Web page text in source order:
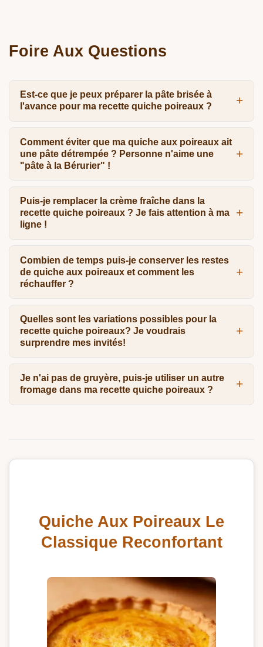
Foire Aux Questions
Est-ce que je peux préparer la pâte brisée à
l'avance pour ma recette quiche poireaux ?
Comment éviter que ma quiche aux poireaux ait
une pâte détrempée ? Personne n'aime une
"pâte à la Bérurier" !
Puis-je remplacer la crème fraîche dans la
recette quiche poireaux ? Je fais attention à ma
ligne !
Combien de temps puis-je conserver les restes
de quiche aux poireaux et comment les
réchauffer ?
Quelles sont les variations possibles pour la
recette quiche poireaux? Je voudrais
surprendre mes invités!
Je n'ai pas de gruyère, puis-je utiliser un autre
fromage dans ma recette quiche poireaux ?
Quiche Aux Poireaux Le
Classique Reconfortant